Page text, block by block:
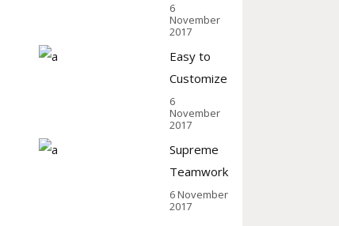
6
November
2017
Easy to
Customize
6
November
2017
Supreme
Teamwork
6 November
2017